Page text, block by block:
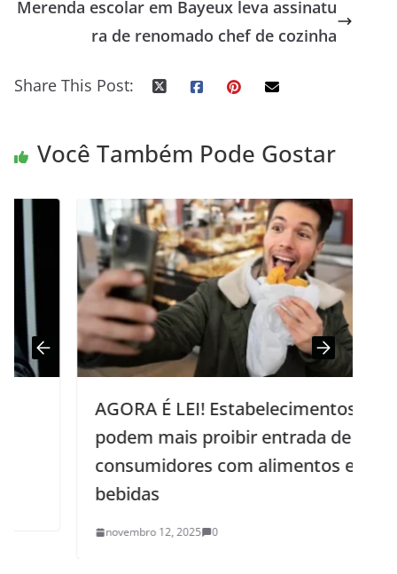
Merenda escolar em Bayeux leva assinatu
ra de renomado chef de cozinha
Share This Post:
Você Também Pode Gostar
AGORA É LEI! Estabelecimentos não
podem mais proibir entrada de
consumidores com alimentos e
bebidas
novembro 12, 2025 0